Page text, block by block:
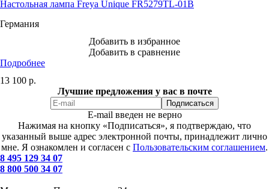
Настольная лампа Freya Unique FR5279TL-01B
Германия
Добавить в избранное
Добавить в сравнение
Подробнее
13 100 р.
Лучшие предложения у вас в почте
E-mail введен не верно
Нажимая на кнопку «Подписаться», я подтверждаю, что
указанный выше адрес электронной почты, принадлежит лично
мне. Я ознакомлен и согласен с Пользовательским соглашением.
8 495 129 34 07
8 800 500 34 07